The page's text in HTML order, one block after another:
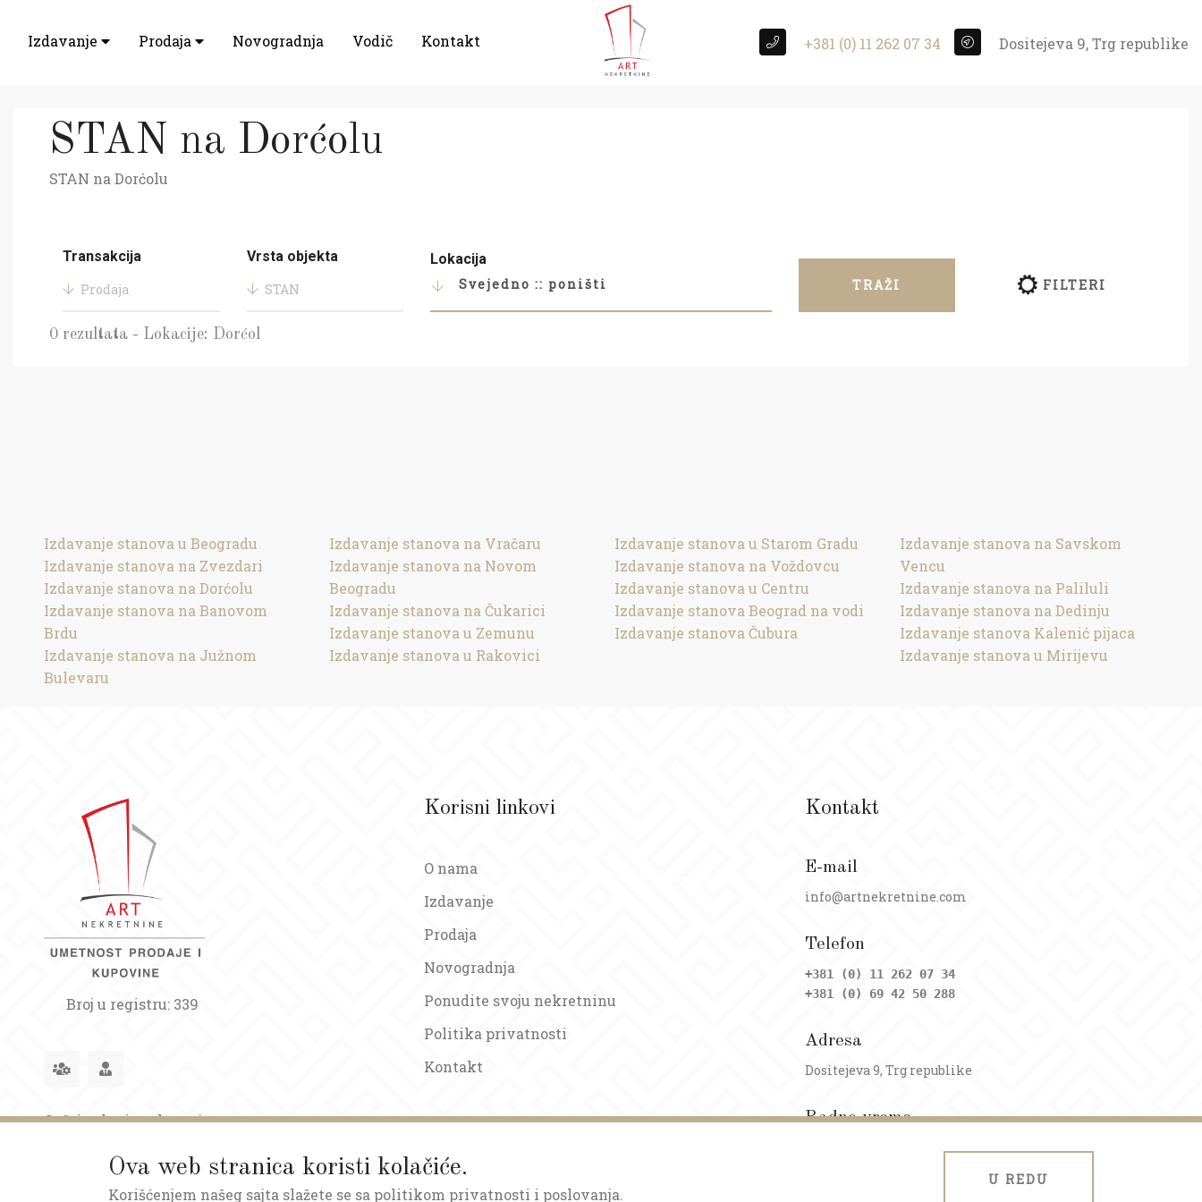
Izdavanje Prodaja Novogradnja Vodič Kontakt +381 (0) 11 262 07 34 Dositejeva 9, Trg republike
Ova web stranica koristi kolačiće.
Korišćenjem našeg sajta slažete se sa politikom privatnosti i poslovanja.
U REDU
STAN na Dorćolu
STAN na Dorćolu
Transakcija
Prodaja
Vrsta objekta
STAN
Lokacija
Svejedno :: poništi
TRAŽI FILTERI
0 rezultata - Lokacije: Dorćol
Izdavanje stanova u Beogradu
Izdavanje stanova na Zvezdari
Izdavanje stanova na Dorćolu
Izdavanje stanova na Banovom
Brdu
Izdavanje stanova na Južnom
Bulevaru
Izdavanje stanova na Vračaru
Izdavanje stanova na Novom
Beogradu
Izdavanje stanova na Čukarici
Izdavanje stanova u Zemunu
Izdavanje stanova u Rakovici
Izdavanje stanova u Starom Gradu
Izdavanje stanova na Voždovcu
Izdavanje stanova u Centru
Izdavanje stanova Beograd na vodi
Izdavanje stanova Čubura
Izdavanje stanova na Savskom
Vencu
Izdavanje stanova na Paliluli
Izdavanje stanova na Dedinju
Izdavanje stanova Kalenić pijaca
Izdavanje stanova u Mirijevu
Broj u registru: 339
Opšti uslovi poslovanja
Korisni linkovi
O nama
Izdavanje
Prodaja
Novogradnja
Ponudite svoju nekretninu
Politika privatnosti
Kontakt
Kontakt
E-mail
info@artnekretnine.com
Telefon
+381 (0) 11 262 07 34
+381 (0) 69 42 50 288
Adresa
Dositejeva 9, Trg republike
Radno vreme
Ponedeljak - petak: 09 - 20h